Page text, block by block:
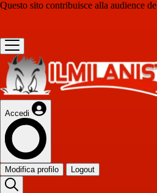
Questo sito contribuisce alla audience de
Accedi
Modifica profilo Logout